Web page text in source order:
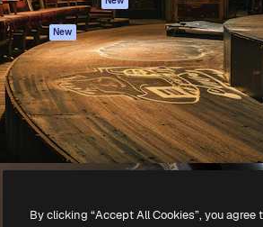
Claude/ChatGPT
Agentes New
API
App móvel
Todas as
ferramentas
Política de cookies
Central de
confiabilidade
Afiliados
Empresas
Todos os direitos reservados.
By clicking “Accept All Cookies”, you